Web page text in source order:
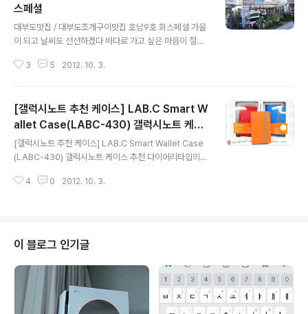
스페셜
대부도맛집 / 대부도조개구이맛집 호남9호 회스페셜 가을
이 되고 날씨도 선선하겠다 바다로 가고 싶은 마음이 절로
왔습니다. 대부도는 넓은 갯벌과 바다를 감상하면서 대부
호 회 스페셜에 방문했습니다. 대부도 맛집, 대부도조개구
이맛집 호남9호는 넓은 실내이기 때문에 여유있게 음식을
즐기기에 더 없이 좋은 장소 입니다. 저도 매번 다시 찾는
이유가 바로 이 때문인데요, 2011년도에는 명품친절업소
로 대상을 수상한 적도 있는 식당입니다. 확실히 서비스가
너무 좋고 친절한 대부도맛집, 대부도조개구이맛집 이에요
3 5 2012. 10. 3.
[갤럭시노트 추천 케이스] LAB.C Smart W
allet Case(LABC-430) 갤럭시노트 케이
스 추천
[갤럭시노트 추천 케이스] LAB.C Smart Wallet Case
(LABC-430) 갤럭시노트 케이스 추천 다이어리타입의
아닌가 생각됩니다. 아무래도 스마트폰이 5인치가 넘기 때
제품입니다. LAB.C Smart Wallet 갤럭시 노트 케이스는
내부에 삽입된 자석으로 휴대폰을 강력하게 고정시키며,
쉽게 탈부착이 가능한 제품인데요. 색상은 오렌지, 핑크, 그
린, 블루, 블랙, 화이트, 레드 총 7가지 색상으로 출시되어
있습니다. 구성품은 LAB.C Smart Wa..
4 0 2012. 10. 3.
이 블로그 인기글